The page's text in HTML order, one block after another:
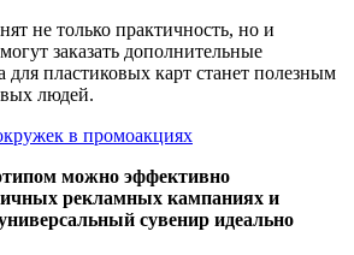
не только практичность, но и
заказать дополнительные
пластиковых карт станет полезным
людей.
в промоакциях
можно эффективно
рекламных кампаниях и
сувенир идеально